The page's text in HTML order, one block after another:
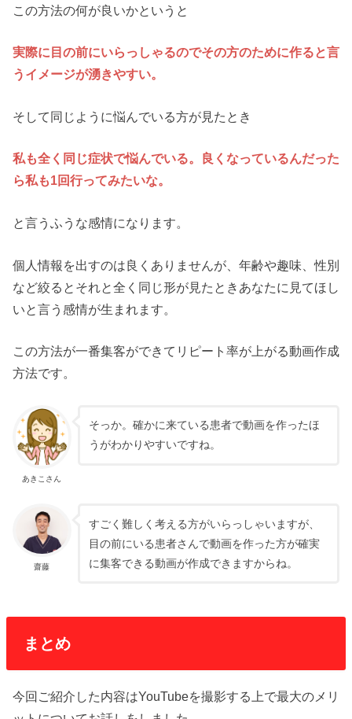
この方法の何が良いかというと
実際に目の前にいらっしゃるのでその方のために作ると言
うイメージが湧きやすい。
そして同じように悩んでいる方が見たとき
私も全く同じ症状で悩んでいる。良くなっているんだった
ら私も1回行ってみたいな。
と言うふうな感情になります。
個人情報を出すのは良くありませんが、年齢や趣味、性別
など絞るとそれと全く同じ形が見たときあなたに見てほし
いと言う感情が生まれます。
この方法が一番集客ができてリピート率が上がる動画作成
方法です。
あきこさん
そっか。確かに来ている患者で動画を作ったほ
うがわかりやすいですね。
齋藤
すごく難しく考える方がいらっしゃいますが、
目の前にいる患者さんで動画を作った方が確実
に集客できる動画が作成できますからね。
まとめ
今回ご紹介した内容はYouTubeを撮影する上で最大のメリ